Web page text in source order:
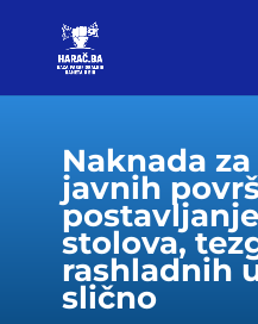
Naknada
javnih
stolova,
rashladnih
slično